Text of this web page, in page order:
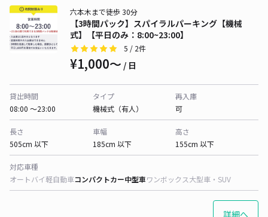
【3時間パック】スパイラルパーキング【機械
式】【平日のみ：8:00~23:00】
六本木まで徒歩 30分
5 / 2件
¥1,000〜 / 日
貸出時間
08:00 〜23:00
タイプ
機械式（有人）
再入庫
可
長さ
505cm 以下
車幅
185cm 以下
高さ
155cm 以下
対応車種
オートバイ軽自動車コンパクトカー中型車ワンボックス大型車・SUV
詳細へ